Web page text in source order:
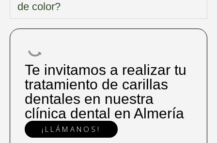
de color?
Te invitamos a realizar tu
tratamiento de carillas
dentales en nuestra
clínica dental en Almería
¡LLÁMANOS!